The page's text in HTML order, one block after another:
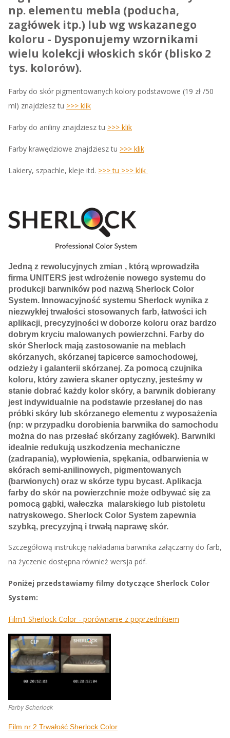
np. elementu mebla (poducha,
zagłówek itp.) lub wg wskazanego
koloru - Dysponujemy wzornikami
wielu kolekcji włoskich skór (blisko 2
tys. kolorów).
Farby do skór pigmentowanych kolory podstawowe (19 zł /50
ml) znajdziesz tu >>> klik
Farby do aniliny znajdziesz tu >>> klik
Farby krawędziowe znajdziesz tu >>> klik
Lakiery, szpachle, kleje itd. >>>tu >>> klik
Jedną z rewolucyjnych zmian , którą wprowadziła
firma UNITERS jest wdrożenie nowego systemu do
produkcji barwników pod nazwą Sherlock Color
System. Innowacyjność systemu Sherlock wynika z
niezwykłej trwałości stosowanych farb, łatwości ich
aplikacji, precyzyjności w doborze koloru oraz bardzo
dobrym kryciu malowanych powierzchni. Farby do
skór Sherlock mają zastosowanie na meblach
skórzanych, skórzanej tapicerce samochodowej,
odzieży i galanterii skórzanej. Za pomocą czujnika
koloru, który zawiera skaner optyczny, jesteśmy w
stanie dobrać każdy kolor skóry, a barwnik dobierany
jest indywidualnie na podstawie przesłanej do nas
próbki skóry lub skórzanego elementu z wyposażenia
(np: w przypadku dorobienia barwnika do samochodu
można do nas przesłać skórzany zagłówek). Barwniki
idealnie redukują uszkodzenia mechaniczne
(zadrapania), wypłowienia, spękania, odbarwienia w
skórach semi-anilinowych, pigmentowanych
(barwionych) oraz w skórze typu bycast. Aplikacja
farby do skór na powierzchnie może odbywać się za
pomocą gąbki, wałeczka malarskiego lub pistoletu
natryskowego. Sherlock Color System zapewnia
szybką, precyzyjną i trwałą naprawę skór.
Szczegółową instrukcję nakładania barwnika załączamy do farb,
na życzenie dostępna również wersja pdf.
Poniżej przedstawiamy filmy dotyczące Sherlock Color
System:
Film1 Sherlock Color - porównanie z poprzednikiem
Farby Scherlock
Film nr 2 Trwałość Sherlock Color